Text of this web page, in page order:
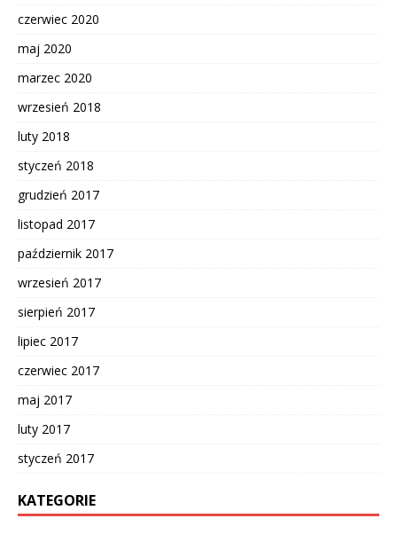
czerwiec 2020
maj 2020
marzec 2020
wrzesień 2018
luty 2018
styczeń 2018
grudzień 2017
listopad 2017
październik 2017
wrzesień 2017
sierpień 2017
lipiec 2017
czerwiec 2017
maj 2017
luty 2017
styczeń 2017
KATEGORIE